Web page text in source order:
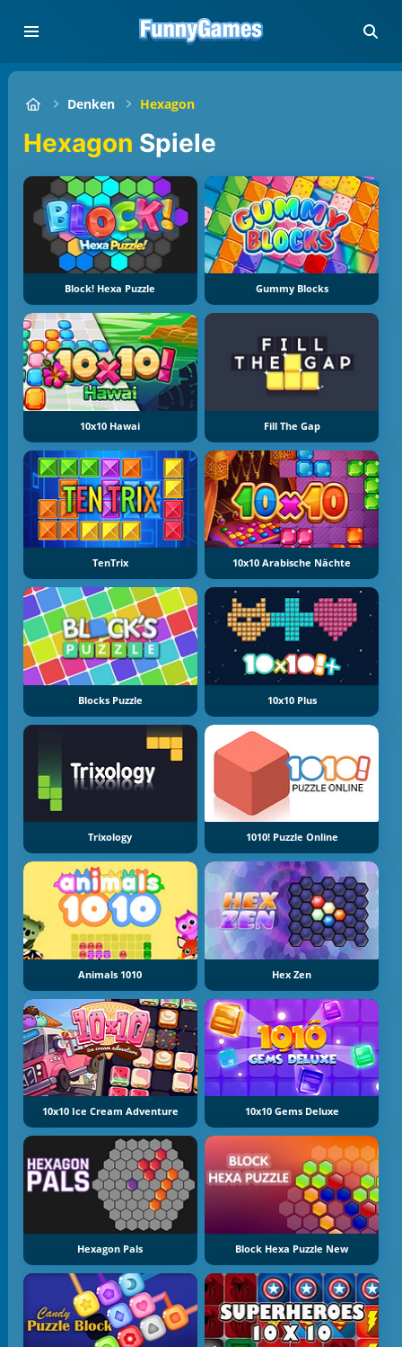
Denken Hexagon
Hexagon Spiele
Block! Hexa Puzzle Gummy Blocks
10x10 Hawai Fill The Gap
TenTrix 10x10 Arabische Nächte
Blocks Puzzle 10x10 Plus
Trixology 1010! Puzzle Online
Animals 1010 Hex Zen
10x10 Ice Cream Adventure 10x10 Gems Deluxe
Hexagon Pals Block Hexa Puzzle New